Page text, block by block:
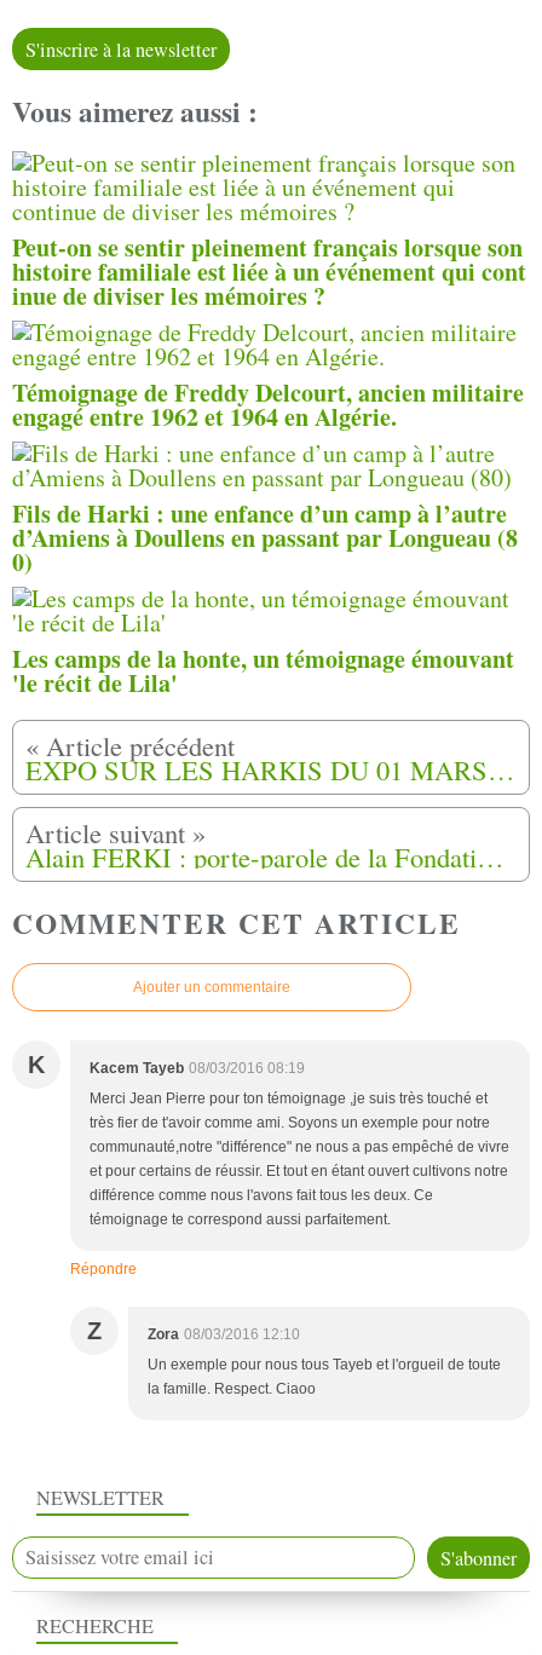
S'inscrire à la newsletter
Vous aimerez aussi :
Peut-on se sentir pleinement français lorsque son
histoire familiale est liée à un événement qui cont
inue de diviser les mémoires ?
Témoignage de Freddy Delcourt, ancien militaire
engagé entre 1962 et 1964 en Algérie.
Fils de Harki : une enfance d’un camp à l’autre
d’Amiens à Doullens en passant par Longueau (8
0)
Les camps de la honte, un témoignage émouvant
'le récit de Lila'
EXPO SUR LES HARKIS DU 01 MARS AU 27 MAI 2016 À PÉRIGUEUX (24)
Alain FERKI : porte-parole de la Fondation du 12 mai 1962
COMMENTER CET ARTICLE
Ajouter un commentaire
K Kacem Tayeb 08/03/2016 08:19
Merci Jean Pierre pour ton témoignage ,je suis très touché et
très fier de t'avoir comme ami. Soyons un exemple pour notre
communauté,notre "différence" ne nous a pas empêché de vivre
et pour certains de réussir. Et tout en étant ouvert cultivons notre
différence comme nous l'avons fait tous les deux. Ce
témoignage te correspond aussi parfaitement.
Répondre
Z Zora 08/03/2016 12:10
Un exemple pour nous tous Tayeb et l'orgueil de toute
la famille. Respect. Ciaoo
NEWSLETTER
RECHERCHE